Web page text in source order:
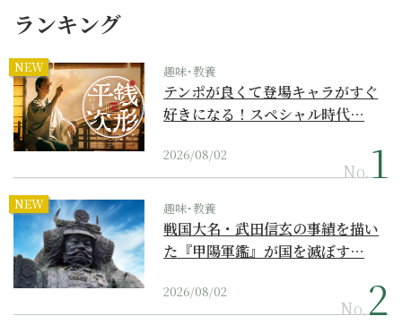
ランキング
NEW 趣味･教養
テンポが良くて登場キャラがすぐ
好きになる！スペシャル時代…
2026/08/02
No.
NEW 趣味･教養
戦国大名・武田信玄の事績を描い
た『甲陽軍鑑』が国を滅ぼす…
2026/08/02
No.